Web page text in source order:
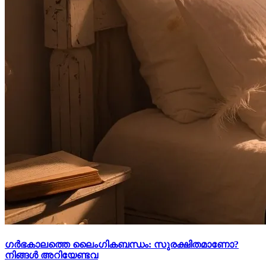
ഗർഭകാലത്തെ ലൈംഗികബന്ധം: സുരക്ഷിതമാണോ?
നിങ്ങൾ അറിയേണ്ടവ